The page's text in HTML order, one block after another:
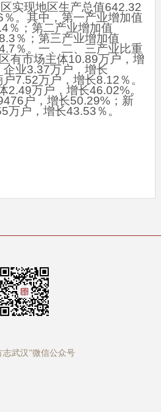
实现地区生产总值642.32
。其中，第一产业增加值
％；第二产业增加值
％；第三产业增加值
％。一、二、三产业比重
有市场主体10.89万户，增
业3.37万户，增长
7.52万户，增长8.12％。
2.49万户，增长46.02%。
户，增长50.29%；新
万户，增长43.53％。
志武汉”微信公众号